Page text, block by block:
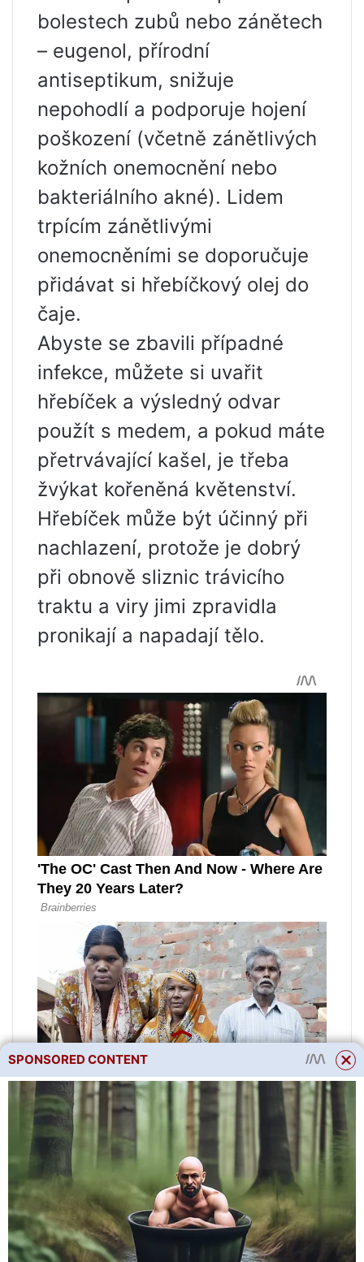
bolestech zubů nebo zánětech
– eugenol, přírodní
antiseptikum, snižuje
nepohodlí a podporuje hojení
poškození (včetně zánětlivých
kožních onemocnění nebo
bakteriálního akné). Lidem
trpícím zánětlivými
onemocněními se doporučuje
přidávat si hřebíčkový olej do
čaje.
Abyste se zbavili případné
infekce, můžete si uvařit
hřebíček a výsledný odvar
použít s medem, a pokud máte
přetrvávající kašel, je třeba
žvýkat kořeněná květenství.
Hřebíček může být účinný při
nachlazení, protože je dobrý
při obnově sliznic trávicího
traktu a viry jimi zpravidla
pronikají a napadají tělo.
SPONSORED CONTENT